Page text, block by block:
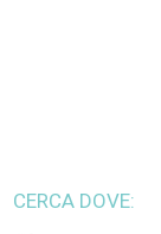
CERCA DOVE: